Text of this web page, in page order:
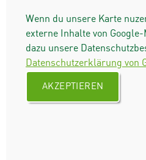
Wenn du unsere Karte
externe Inhalte von
dazu unsere
Datenschutzerklärung von
AKZEPTIEREN